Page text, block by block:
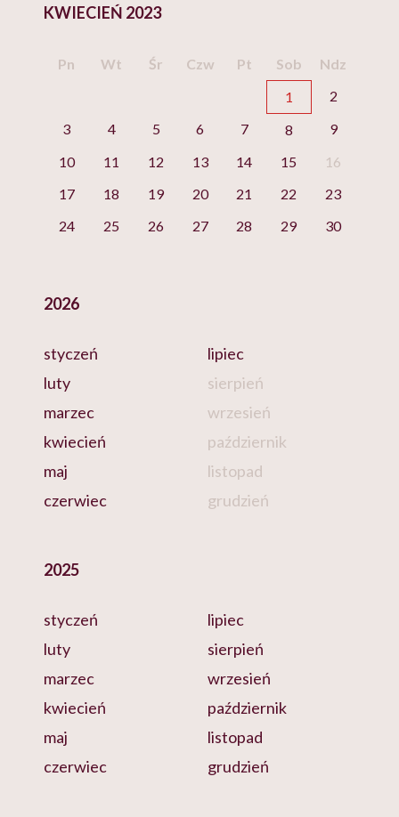
KWIECIEŃ 2023
Pn Wt Śr Czw Pt Sob
Ndz
1
2
3
4 5 6 7 8
9
10
11 12 13 14 15
16
17
18 19 20 21 22
23
24
25 26 27 28 29 30
2026
styczeń
luty
marzec
kwiecień
maj
czerwiec
lipiec
sierpień
wrzesień
październik
listopad
grudzień
2025
styczeń
luty
marzec
kwiecień
maj
czerwiec
lipiec
sierpień
wrzesień
październik
listopad
grudzień